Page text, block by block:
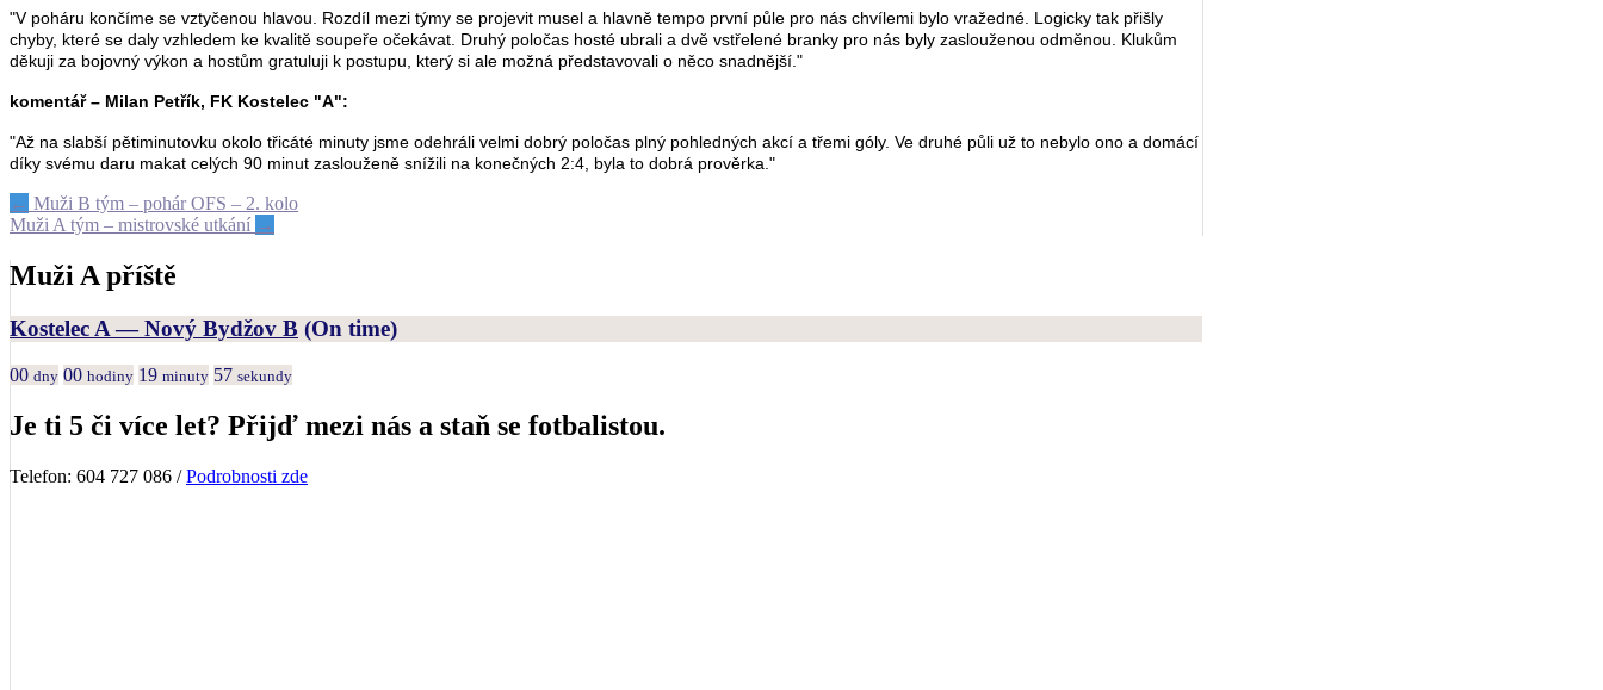
"V poháru končíme se vztyčenou hlavou. Rozdíl mezi týmy se projevit musel a hlavně tempo první půle pro nás chvílemi bylo vražedné. Logicky tak přišly
chyby, které se daly vzhledem ke kvalitě soupeře očekávat. Druhý poločas hosté ubrali a dvě vstřelené branky pro nás byly zaslouženou odměnou. Klukům
děkuji za bojovný výkon a hostům gratuluji k postupu, který si ale možná představovali o něco snadnější."
komentář – Milan Petřík, FK Kostelec "A":
"Až na slabší pětiminutovku okolo třicáté minuty jsme odehráli velmi dobrý poločas plný pohledných akcí a třemi góly. Ve druhé půli už to nebylo ono a domácí
díky svému daru makat celých 90 minut zaslouženě snížili na konečných 2:4, byla to dobrá prověrka."
Post
navigation
← Muži B tým – pohár OFS – 2. kolo
Muži A tým – mistrovské utkání →
Muži A příště
Kostelec A — Nový Bydžov B (On time)
00 dny 00 hodiny 19 minuty 57 sekundy
Je ti 5 či více let? Přijď mezi nás a staň se fotbalistou.
Telefon: 604 727 086 /Podrobnosti zde